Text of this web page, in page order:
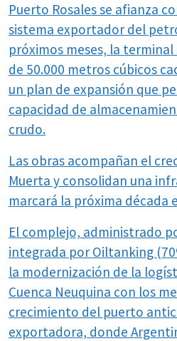
Puerto Rosales se afianza
sistema exportador del
próximos meses, la
de 50.000 metros cúbicos
un plan de expansión que
capacidad de
crudo.
Las obras acompañan el
Muerta y consolidan una
marcará la próxima década
El complejo, administrado
integrada por Oiltanking
la modernización de la
Cuenca Neuquina con los
crecimiento del puerto
exportadora, donde